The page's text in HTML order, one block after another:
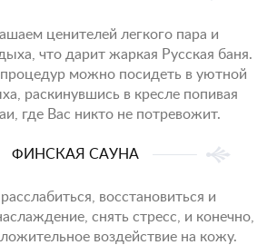
ценителей легкого пара и
что дарит жаркая Русская баня.
можно посидеть в уютной
раскинувшись в кресле попивая
где Вас никто не потревожит.
ФИНСКАЯ САУНА
восстановиться и
снять стресс, и конечно,
воздействие на кожу.